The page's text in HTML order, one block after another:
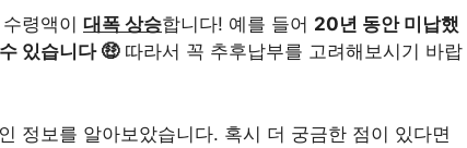
령액이 대폭 상승합니다! 예를 들어 20년 동안 미납했
있습니다 🤑따라서 꼭 추후납부를 고려해보시기 바랍
정보를 알아보았습니다. 혹시 더 궁금한 점이 있다면